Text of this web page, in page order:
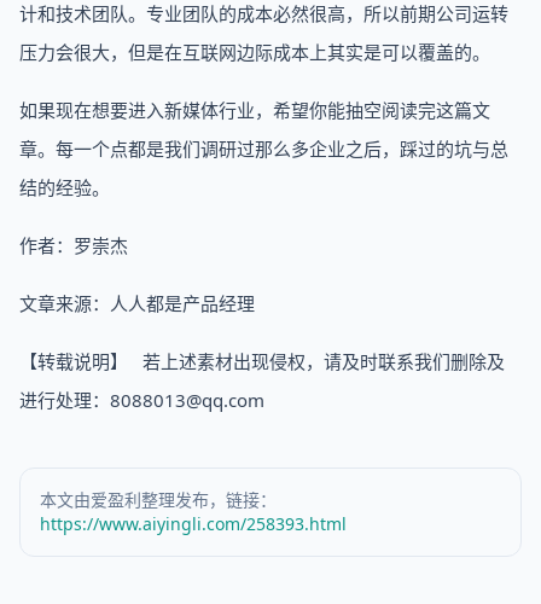
计和技术团队。专业团队的成本必然很高，所以前期公司运转
压力会很大，但是在互联网边际成本上其实是可以覆盖的。
如果现在想要进入新媒体行业，希望你能抽空阅读完这篇文
章。每一个点都是我们调研过那么多企业之后，踩过的坑与总
结的经验。
作者：罗崇杰
文章来源：人人都是产品经理
【转载说明】 若上述素材出现侵权，请及时联系我们删除及
进行处理：8088013@qq.com
本文由爱盈利整理发布，链接：
https://www.aiyingli.com/258393.html